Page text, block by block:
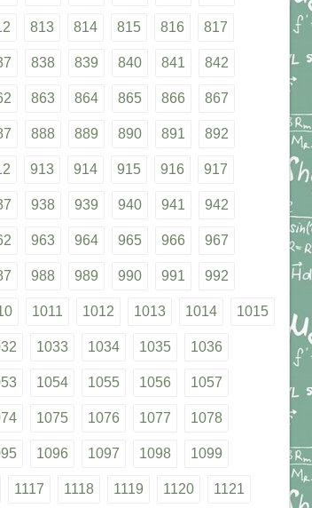
813 814 815 816 817
838 839 840 841 842
863 864 865 866 867
888 889 890 891 892
913 914 915 916 917
938 939 940 941 942
963 964 965 966 967
988 989 990 991 992
1011 1012 1013 1014 1015
1033 1034 1035 1036
1054 1055 1056 1057
1075 1076 1077 1078
1096 1097 1098 1099
1117 1118 1119 1120 1121